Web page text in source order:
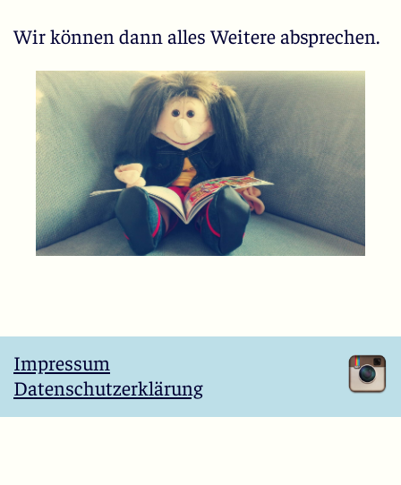
Wir können dann alles Weitere absprechen.
Impressum
Datenschutzerklärung